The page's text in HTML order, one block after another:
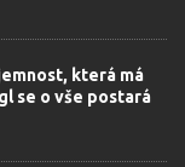
která má
se o vše postará